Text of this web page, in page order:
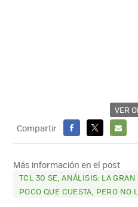
VER
Compartir
FACEBOOK
X
E-
MAIL
Más información en el post
TCL 30 SE, ANÁLISIS: LA
POCO QUE CUESTA, PERO NO